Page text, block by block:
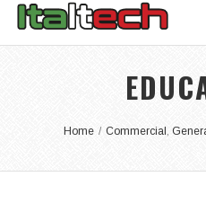
Home / Commercial ,